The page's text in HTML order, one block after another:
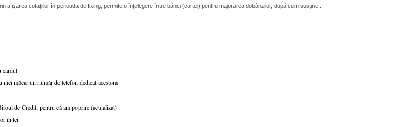
afișarea cotațiilor în perioada de fixing, permite o înțelegere între bănci (cartel) pentru majorarea dobânzilor, după cum susține...
cardul
măcar un număr de telefon dedicat acestora
de Credit, pentru că am poprire (actualizat)
în lei